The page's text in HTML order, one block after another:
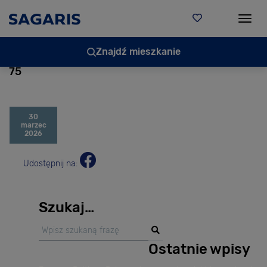
Znajdź mieszkanie
75
30
marzec
2026
Udostępnij na:
Szukaj…
Ostatnie wpisy